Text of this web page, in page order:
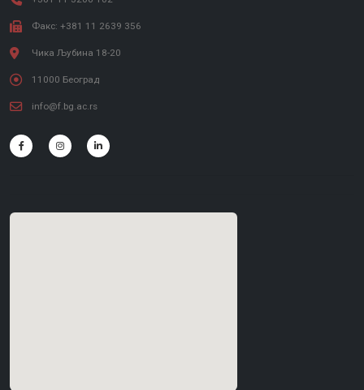
Факс: +381 11 2639 356
Чика Љубина 18-20
11000 Београд
info@f.bg.ac.rs